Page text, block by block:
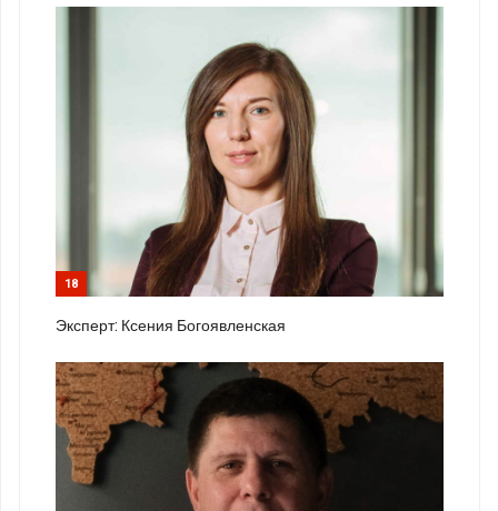
18
Эксперт: Ксения Богоявленская